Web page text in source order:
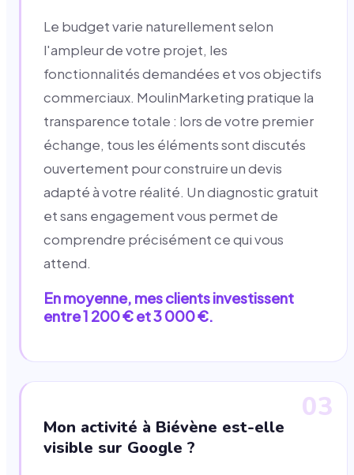
Le budget varie naturellement selon
l'ampleur de votre projet, les
fonctionnalités demandées et vos objectifs
commerciaux. MoulinMarketing pratique la
transparence totale : lors de votre premier
échange, tous les éléments sont discutés
ouvertement pour construire un devis
adapté à votre réalité. Un diagnostic gratuit
et sans engagement vous permet de
comprendre précisément ce qui vous
attend.
En moyenne, mes clients investissent
entre 1 200 € et 3 000 €.
03
Mon activité à Biévène est-elle
visible sur Google ?